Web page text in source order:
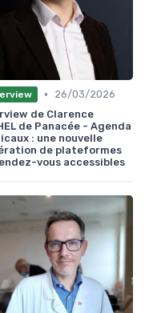
•
26/03/2026
de Clarence
de Panacée - Agenda
: une nouvelle
de plateformes
vous accessibles